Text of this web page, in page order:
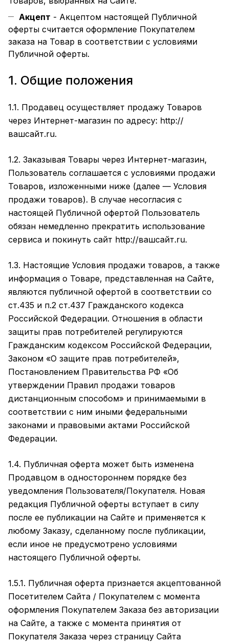
Акцепт - Акцептом настоящей Публичной
оферты считается оформление Покупателем
заказа на Товар в соответствии с условиями
Публичной оферты.
1. Общие положения
1.1. Продавец осуществляет продажу Товаров
через Интернет-магазин по адресу: http://
вашсайт.ru.
1.2. Заказывая Товары через Интернет-магазин,
Пользователь соглашается с условиями продажи
Товаров, изложенными ниже (далее — Условия
продажи товаров). В случае несогласия с
настоящей Публичной офертой Пользователь
обязан немедленно прекратить использование
сервиса и покинуть сайт http://вашсайт.ru.
1.3. Настоящие Условия продажи товаров, а также
информация о Товаре, представленная на Сайте,
являются публичной офертой в соответствии со
ст.435 и п.2 ст.437 Гражданского кодекса
Российской Федерации. Отношения в области
защиты прав потребителей регулируются
Гражданским кодексом Российской Федерации,
Законом «О защите прав потребителей»,
Постановлением Правительства РФ «Об
утверждении Правил продажи товаров
дистанционным способом» и принимаемыми в
соответствии с ним иными федеральными
законами и правовыми актами Российской
Федерации.
1.4. Публичная оферта может быть изменена
Продавцом в одностороннем порядке без
уведомления Пользователя/Покупателя. Новая
редакция Публичной оферты вступает в силу
после ее публикации на Сайте и применяется к
любому Заказу, сделанному после публикации,
если иное не предусмотрено условиями
настоящего Публичной оферты.
1.5.1. Публичная оферта признается акцептованной
Посетителем Сайта / Покупателем с момента
оформления Покупателем Заказа без авторизации
на Сайте, а также с момента принятия от
Покупателя Заказа через страницу Сайта